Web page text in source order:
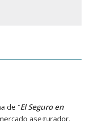
de “El Seguro en
asegurador.